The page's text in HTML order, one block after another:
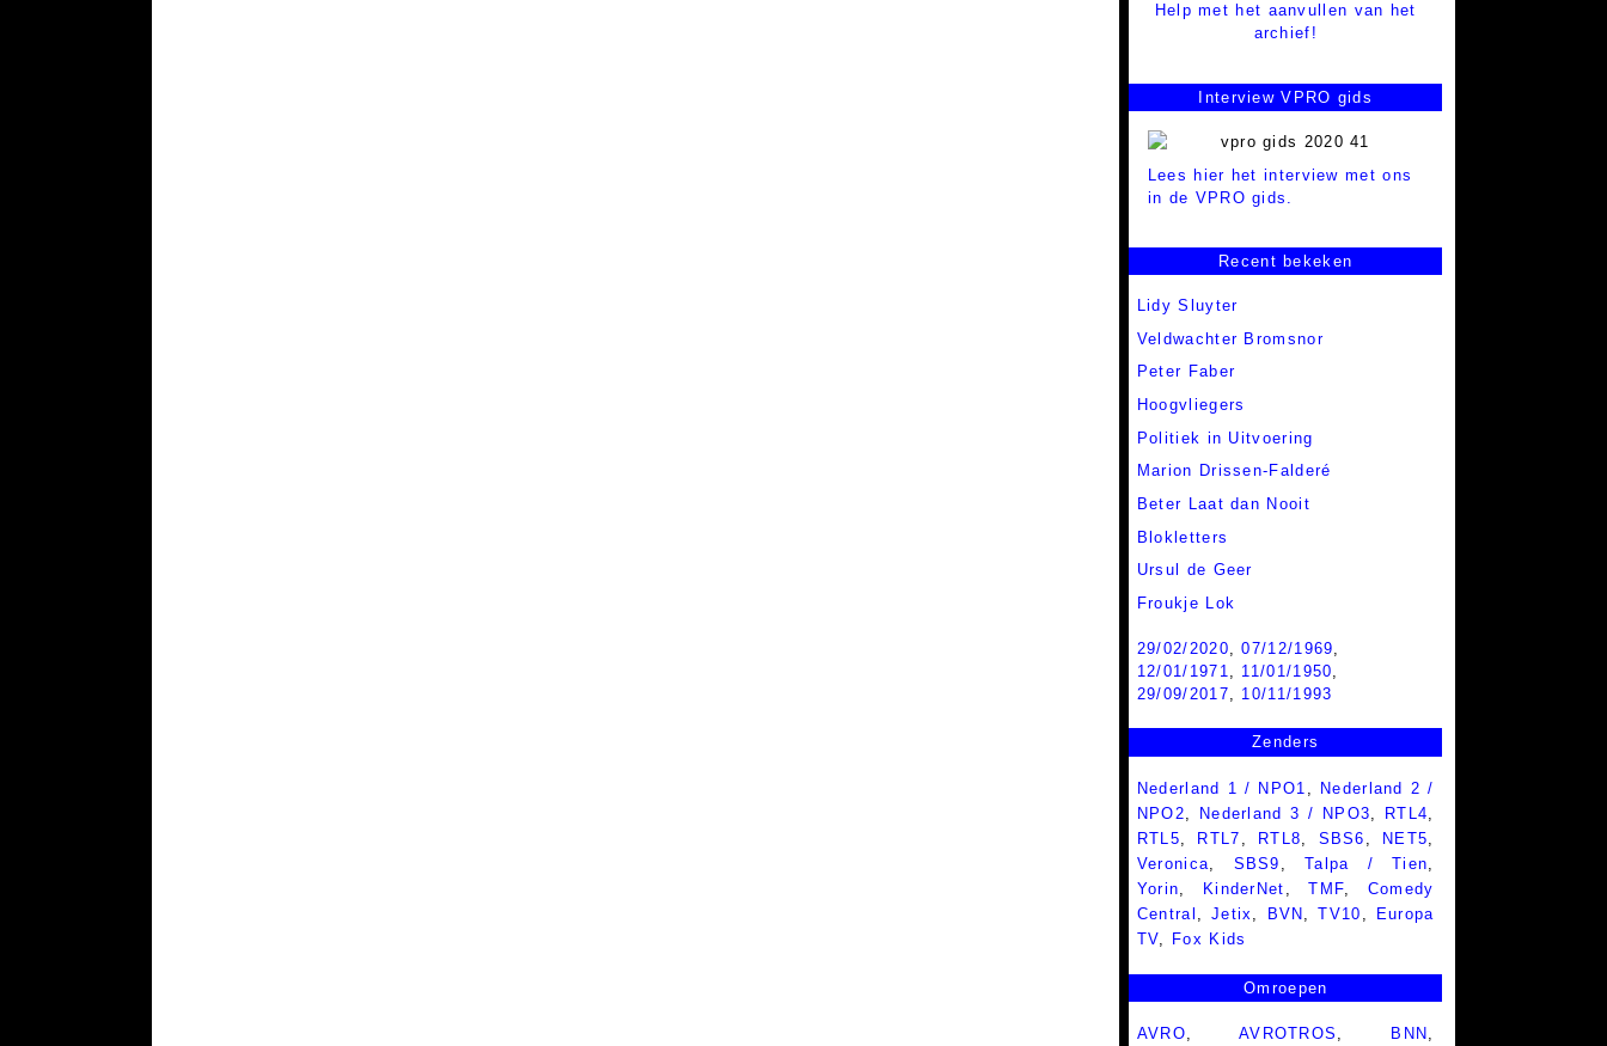
Help met het aanvullen van het
archief!
Interview VPRO gids
Lees hier het interview met ons
in de VPRO gids.
Recent bekeken
Lidy Sluyter
Veldwachter Bromsnor
Peter Faber
Hoogvliegers
Politiek in Uitvoering
Marion Drissen-Falderé
Beter Laat dan Nooit
Blokletters
Ursul de Geer
Froukje Lok
29/02/2020,07/12/1969,
12/01/1971, 11/01/1950,
29/09/2017, 10/11/1993
Zenders
Nederland 1 / NPO1
Nederland 2 /
NPO2
Nederland 3 / NPO3 RTL4
RTL5
RTL7 RTL8 SBS6 NET5
Veronica
SBS9 ,Talpa / Tien
Yorin
KinderNet ,TMF
Comedy
Central
Jetix BVN ,TV10
Europa
TV
Fox Kids
Omroepen
AVRO, AVROTROS , BNN ,